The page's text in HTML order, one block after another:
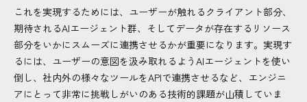
これを実現するためには、ユーザーが触れるクライアント部分、
期待されるAIエージェント群、そしてデータが存在するリソース
部分をいかにスムーズに連携させるかが重要になります。実現す
るには、ユーザーの意図を汲み取れるようAIエージェントを使い
倒し、社内外の様々なツールをAPIで連携させるなど、エンジニ
アにとって非常に挑戦しがいのある技術的課題が山積していま